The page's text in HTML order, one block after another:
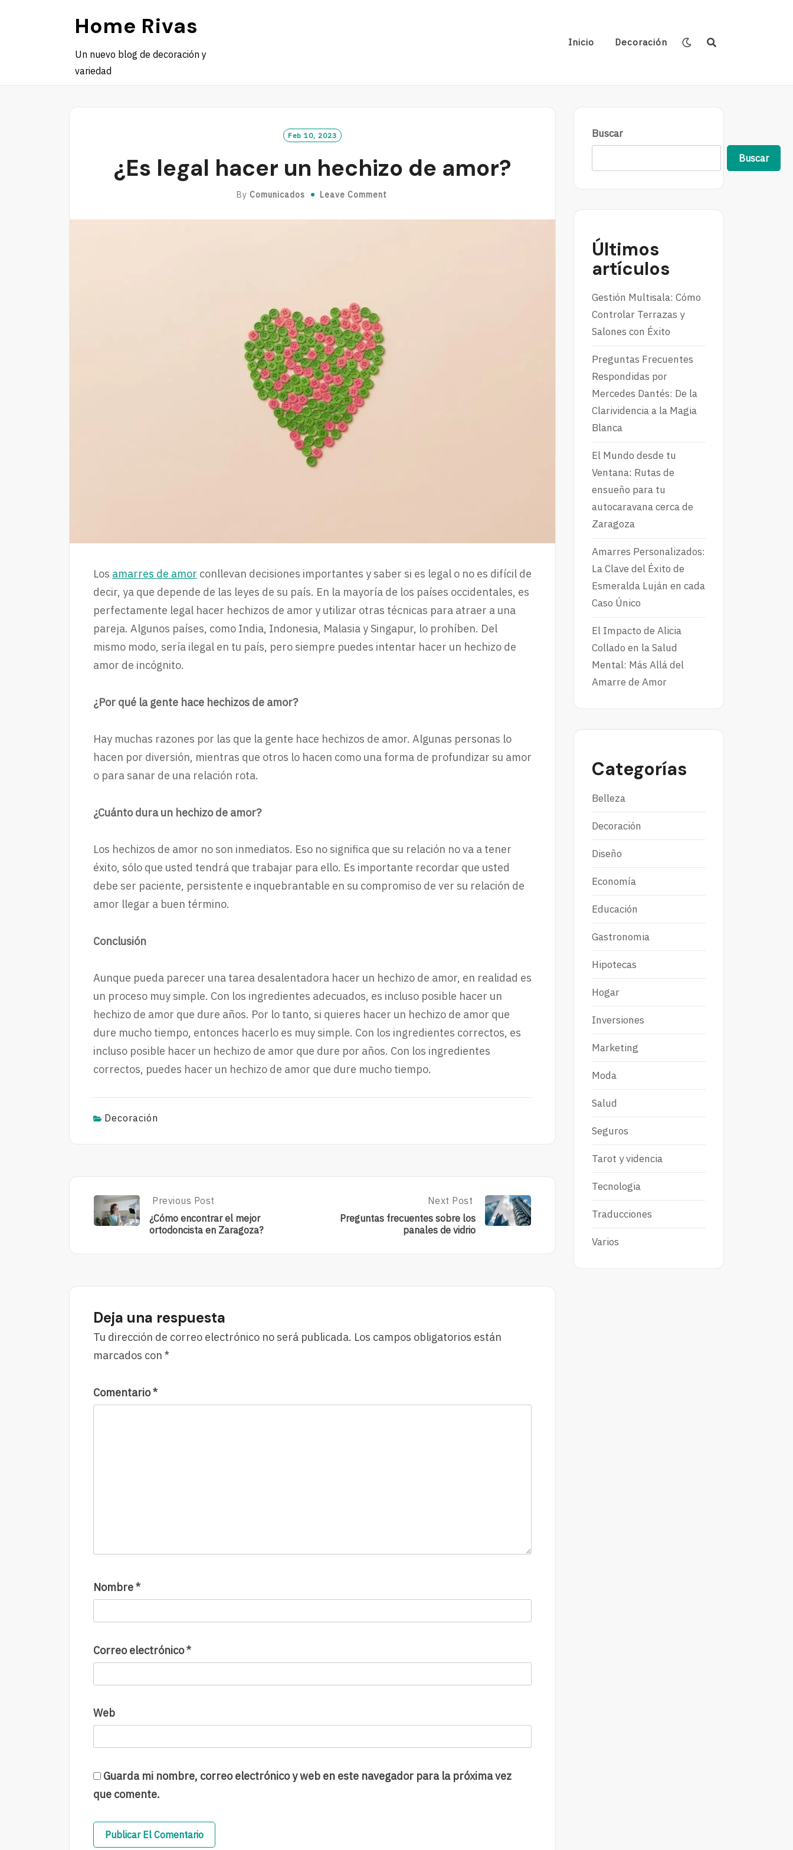
Home Rivas
Un nuevo blog de decoración y
variedad
Inicio Decoración
Feb 10, 2023
¿Es legal hacer un hechizo de amor?
By Comunicados Leave Comment
Los amarres de amor conllevan decisiones importantes y saber si es legal o no es difícil de
decir, ya que depende de las leyes de su país. En la mayoría de los países occidentales, es
perfectamente legal hacer hechizos de amor y utilizar otras técnicas para atraer a una
pareja. Algunos países, como India, Indonesia, Malasia y Singapur, lo prohíben. Del
mismo modo, sería ilegal en tu país, pero siempre puedes intentar hacer un hechizo de
amor de incógnito.
¿Por qué la gente hace hechizos de amor?
Hay muchas razones por las que la gente hace hechizos de amor. Algunas personas lo
hacen por diversión, mientras que otros lo hacen como una forma de profundizar su amor
o para sanar de una relación rota.
¿Cuánto dura un hechizo de amor?
Los hechizos de amor no son inmediatos. Eso no significa que su relación no va a tener
éxito, sólo que usted tendrá que trabajar para ello. Es importante recordar que usted
debe ser paciente, persistente e inquebrantable en su compromiso de ver su relación de
amor llegar a buen término.
Conclusión
Aunque pueda parecer una tarea desalentadora hacer un hechizo de amor, en realidad es
un proceso muy simple. Con los ingredientes adecuados, es incluso posible hacer un
hechizo de amor que dure años. Por lo tanto, si quieres hacer un hechizo de amor que
dure mucho tiempo, entonces hacerlo es muy simple. Con los ingredientes correctos, es
incluso posible hacer un hechizo de amor que dure por años. Con los ingredientes
correctos, puedes hacer un hechizo de amor que dure mucho tiempo.
Decoración
Post
navigation
Previous
Post:
¿Cómo
Previous Post
¿Cómo encontrar el mejor
ortodoncista en Zaragoza?
Next
Post:
Preguntas
Next Post
Preguntas frecuentes sobre los
panales de vidrio
Deja una respuesta
Tu dirección de correo electrónico no será publicada. Los campos obligatorios están
marcados con *
Comentario*
Nombre*
Correo electrónico*
Web
Guarda mi nombre, correo electrónico y web en este navegador para la próxima vez
que comente.
Buscar
Buscar
Últimos
artículos
Gestión Multisala: Cómo
Controlar Terrazas y
Salones con Éxito
Preguntas Frecuentes
Respondidas por
Mercedes Dantés: De la
Clarividencia a la Magia
Blanca
El Mundo desde tu
Ventana: Rutas de
ensueño para tu
autocaravana cerca de
Zaragoza
Amarres Personalizados:
La Clave del Éxito de
Esmeralda Luján en cada
Caso Único
El Impacto de Alicia
Collado en la Salud
Mental: Más Allá del
Amarre de Amor
Categorías
Belleza
Decoración
Diseño
Economía
Educación
Gastronomia
Hipotecas
Hogar
Inversiones
Marketing
Moda
Salud
Seguros
Tarot y videncia
Tecnologia
Traducciones
Varios